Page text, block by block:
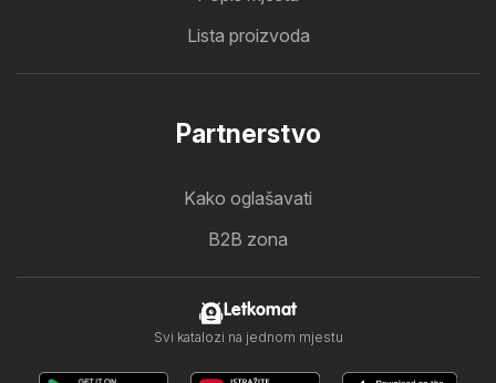
Lista proizvoda
Partnerstvo
Kako oglašavati
B2B zona
Letkomat
Svi katalozi na jednom mjestu